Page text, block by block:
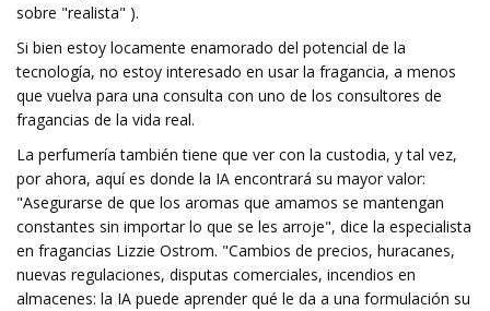
sobre "realista" ).
Si bien estoy locamente enamorado del potencial de la
tecnología, no estoy interesado en usar la fragancia, a menos
que vuelva para una consulta con uno de los consultores de
fragancias de la vida real.
La perfumería también tiene que ver con la custodia, y tal vez,
por ahora, aquí es donde la IA encontrará su mayor valor:
"Asegurarse de que los aromas que amamos se mantengan
constantes sin importar lo que se les arroje", dice la especialista
en fragancias Lizzie Ostrom. "Cambios de precios, huracanes,
nuevas regulaciones, disputas comerciales, incendios en
almacenes: la IA puede aprender qué le da a una formulación su